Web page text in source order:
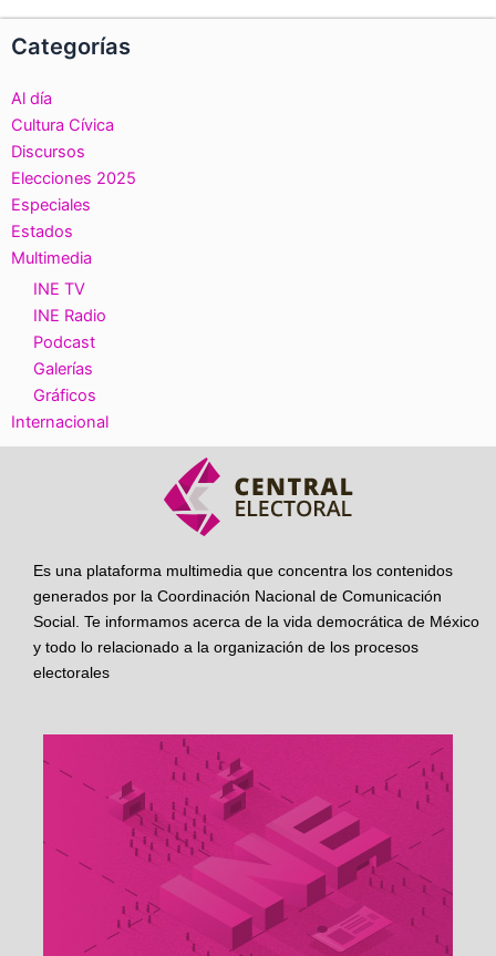
Categorías
Al día
Cultura Cívica
Discursos
Elecciones 2025
Especiales
Estados
Multimedia
INE TV
INE Radio
Podcast
Galerías
Gráficos
Internacional
Es una plataforma multimedia que concentra los contenidos
generados por la Coordinación Nacional de Comunicación
Social. Te informamos acerca de la vida democrática de México
y todo lo relacionado a la organización de los procesos
electorales